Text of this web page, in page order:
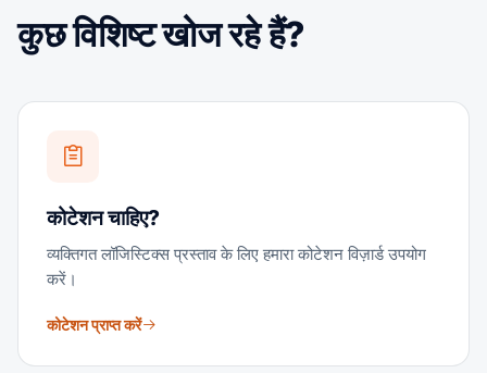
कुछ विशिष्ट खोज रहे हैं?
कोटेशन चाहिए?
व्यक्तिगत लॉजिस्टिक्स प्रस्ताव के लिए हमारा कोटेशन विज़ार्ड उपयोग
करें।
कोटेशन प्राप्त करें